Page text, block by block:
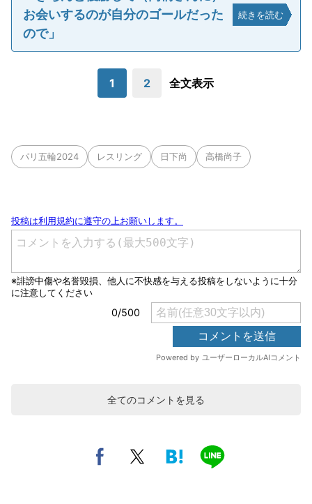
お会いするのが自分のゴールだった
ので」
続きを読む
1 2 全文表示
パリ五輪2024 レスリング 日下尚 高橋尚子
全てのコメントを見る